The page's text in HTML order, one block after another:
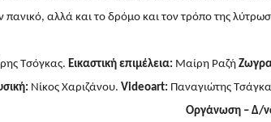
πανικό, αλλά και το δρόμο και τον τρόπο της
Τσόγκας. Εικαστική επιμέλεια: Μαίρη Ραζή
Νίκος Χαριζάνου. Videoart: Παναγιώτης
Οργάνωση – Δ/